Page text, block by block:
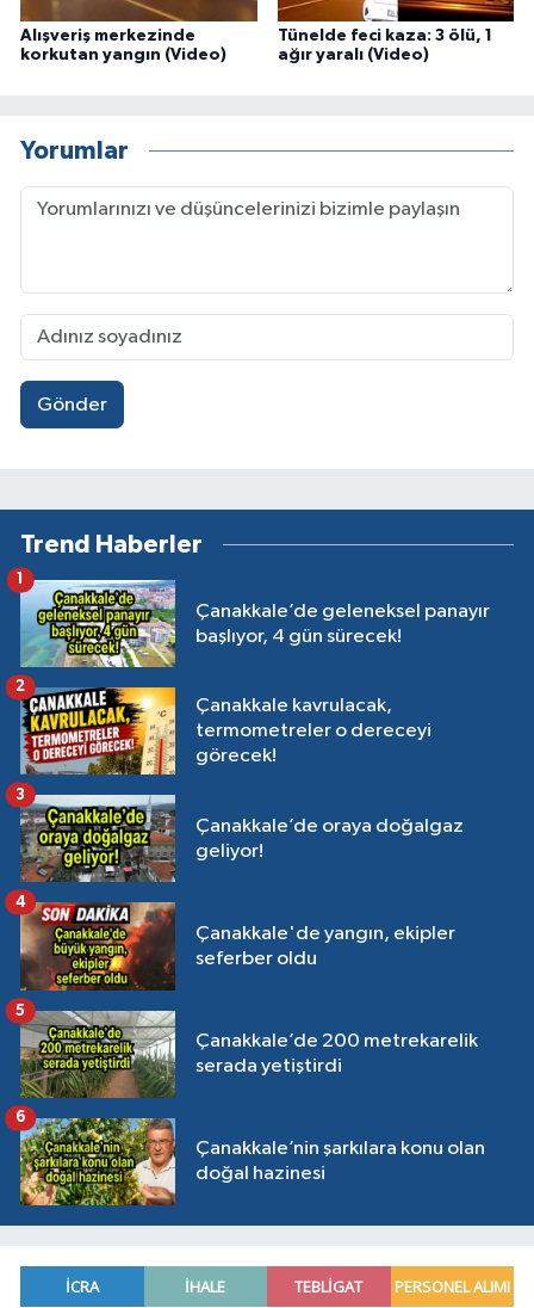
Alışveriş merkezinde
korkutan yangın (Video)
Tünelde feci kaza: 3 ölü, 1
ağır yaralı (Video)
Yorumlar
Gönder
Trend Haberler
Çanakkale’de geleneksel panayır
başlıyor, 4 gün sürecek!
Çanakkale kavrulacak,
termometreler o dereceyi
görecek!
2
Çanakkale’de oraya doğalgaz
geliyor!
3
Çanakkale'de yangın, ekipler
seferber oldu
4
Çanakkale’de 200 metrekarelik
serada yetiştirdi
5
Çanakkale’nin şarkılara konu olan
doğal hazinesi
6